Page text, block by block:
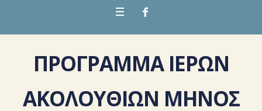
ΠΡΟΓΡΑΜΜΑ ΙΕΡΩΝ
ΑΚΟΛΟΥΘΙΩΝ ΜΗΝΟΣ